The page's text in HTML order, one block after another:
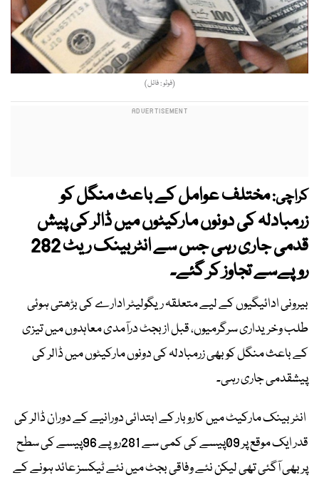
(فوٹو : فائل)
کراچی:مختلف عوامل کے باعث منگل کو
زرمبادلہ کی دونوں مارکیٹوں میں ڈالر کی پیش
قدمی جاری رہی جس سے انٹربینک ریٹ 282
روپےسے تجاوز کر گئے۔
بیرونی ادائیگیوں کے لیے متعلقہ ریگولیٹر ادارے کی بڑھتی ہوئی
طلب وخریداری سرگرمیوں، قبل از بجٹ درآمدی معاہدوں میں تیزی
کے باعث منگل کو بھی زرمبادلہ کی دونوں مارکیٹوں میں ڈالر کی
پیشقدمی جاری رہی۔
انٹربینک مارکیٹ میں کاروبار کے ابتدائی دورانیے کے دوران ڈالر کی
قدر ایک موقع پر 09پیسے کی کمی سے 281روپے 96پیسے کی سطح
پر بھی آگئی تھی لیکن نئے وفاقی بجٹ میں نئے ٹیکسز عائد ہونے کے